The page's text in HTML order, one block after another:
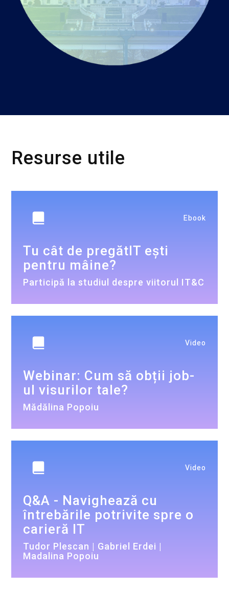
Resurse utile
Ebook
Tu cât de pregătIT ești
pentru mâine?
Participă la studiul despre viitorul IT&C
Video
Webinar: Cum să obții job-
ul visurilor tale?
Mădălina Popoiu
Video
Q&A - Navighează cu
întrebările potrivite spre o
carieră IT
Tudor Plescan | Gabriel Erdei |
Madalina Popoiu